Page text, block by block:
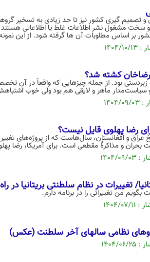
تصمیم گیری کشور نیز تا حد زیادی به تسخیر
مشغول نشر اطلاعات غلط یا اطلاعاتی
بر اساس مطلوبات آن ها گرفته شود. از این
رضاخان کشته شد؟
بود. از جمله چیزهایی که واقعاً در آن
سیاست‌مدار ماهر و لایقی هم بود ولی خوب
رضا پهلوی قایل نیست؟
عراق و افغانستان، سال‌هاست که از پروژه‌های
بحران و مذاکرۀ مقطعی است. برای آمریکا،
تغییرات در نظام سلطنتی بریتانیا در
من تغییراتی را در برنامه دارم.
نظامی سالهای آخر سلطنت (عکس)